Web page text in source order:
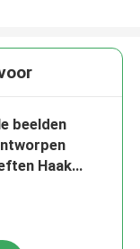
beelden
Haak